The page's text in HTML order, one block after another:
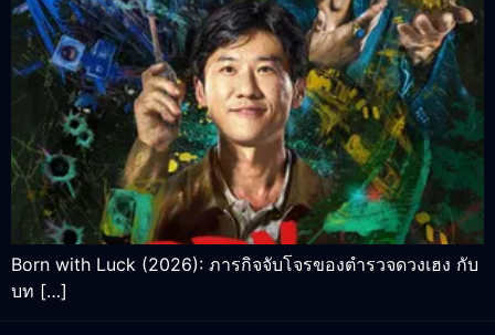
Born with Luck (2026): ภารกิจจับโจรของตำรวจดวงเฮง กับ
บท […]